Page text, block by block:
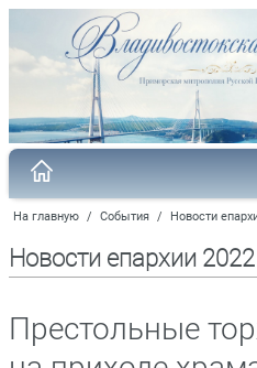
На главную / События / Новости
Новости епархии 2022
Престольные